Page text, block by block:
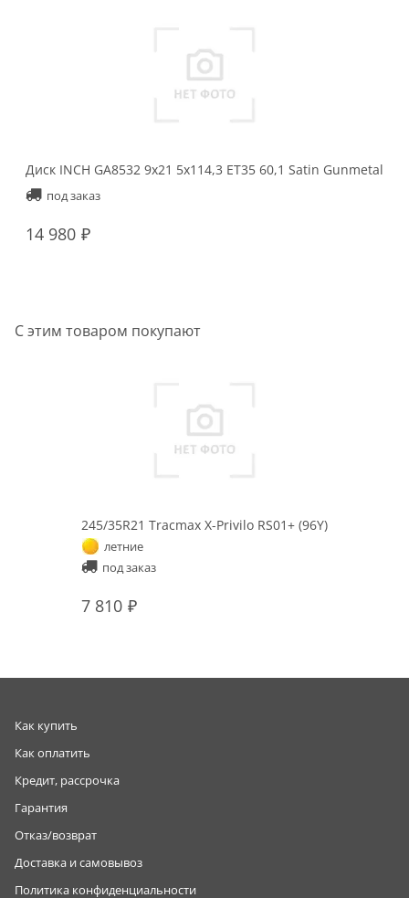
Диск INCH GA8532 9x21 5x114,3 ET35 60,1 Satin Gunmetal
под заказ
14 980
С этим товаром покупают
245/35R21 Tracmax X-Privilo RS01+ (96Y)
летние
под заказ
7 810
Как купить
Как оплатить
Кредит, рассрочка
Гарантия
Отказ/возврат
Доставка и самовывоз
Политика конфиденциальности